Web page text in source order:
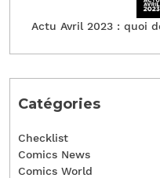
Actu Avril 2023 : quoi
Catégories
Checklist
Comics News
Comics World